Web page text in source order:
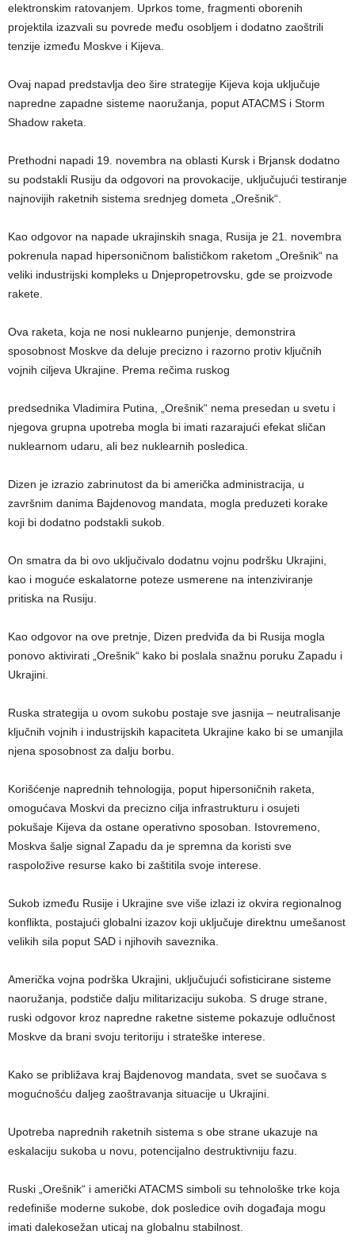
elektronskim ratovanjem. Uprkos tome, fragmenti oborenih
projektila izazvali su povrede među osobljem i dodatno zaoštrili
tenzije između Moskve i Kijeva.
Ovaj napad predstavlja deo šire strategije Kijeva koja uključuje
napredne zapadne sisteme naoružanja, poput ATACMS i Storm
Shadow raketa.
Prethodni napadi 19. novembra na oblasti Kursk i Brjansk dodatno
su podstakli Rusiju da odgovori na provokacije, uključujući testiranje
najnovijih raketnih sistema srednjeg dometa „Orešnik“.
Kao odgovor na napade ukrajinskih snaga, Rusija je 21. novembra
pokrenula napad hipersoničnom balističkom raketom „Orešnik“ na
veliki industrijski kompleks u Dnjepropetrovsku, gde se proizvode
rakete.
Ova raketa, koja ne nosi nuklearno punjenje, demonstrira
sposobnost Moskve da deluje precizno i razorno protiv ključnih
vojnih ciljeva Ukrajine. Prema rečima ruskog
predsednika Vladimira Putina, „Orešnik“ nema presedan u svetu i
njegova grupna upotreba mogla bi imati razarajući efekat sličan
nuklearnom udaru, ali bez nuklearnih posledica.
Dizen je izrazio zabrinutost da bi američka administracija, u
završnim danima Bajdenovog mandata, mogla preduzeti korake
koji bi dodatno podstakli sukob.
On smatra da bi ovo uključivalo dodatnu vojnu podršku Ukrajini,
kao i moguće eskalatorne poteze usmerene na intenziviranje
pritiska na Rusiju.
Kao odgovor na ove pretnje, Dizen predviđa da bi Rusija mogla
ponovo aktivirati „Orešnik“ kako bi poslala snažnu poruku Zapadu i
Ukrajini.
Ruska strategija u ovom sukobu postaje sve jasnija – neutralisanje
ključnih vojnih i industrijskih kapaciteta Ukrajine kako bi se umanjila
njena sposobnost za dalju borbu.
Korišćenje naprednih tehnologija, poput hipersoničnih raketa,
omogućava Moskvi da precizno cilja infrastrukturu i osujeti
pokušaje Kijeva da ostane operativno sposoban. Istovremeno,
Moskva šalje signal Zapadu da je spremna da koristi sve
raspoložive resurse kako bi zaštitila svoje interese.
Sukob između Rusije i Ukrajine sve više izlazi iz okvira regionalnog
konflikta, postajući globalni izazov koji uključuje direktnu umešanost
velikih sila poput SAD i njihovih saveznika.
Američka vojna podrška Ukrajini, uključujući sofisticirane sisteme
naoružanja, podstiče dalju militarizaciju sukoba. S druge strane,
ruski odgovor kroz napredne raketne sisteme pokazuje odlučnost
Moskve da brani svoju teritoriju i strateške interese.
Kako se približava kraj Bajdenovog mandata, svet se suočava s
mogućnošću daljeg zaoštravanja situacije u Ukrajini.
Upotreba naprednih raketnih sistema s obe strane ukazuje na
eskalaciju sukoba u novu, potencijalno destruktivniju fazu.
Ruski „Orešnik“ i američki ATACMS simboli su tehnološke trke koja
redefiniše moderne sukobe, dok posledice ovih događaja mogu
imati dalekosežan uticaj na globalnu stabilnost.